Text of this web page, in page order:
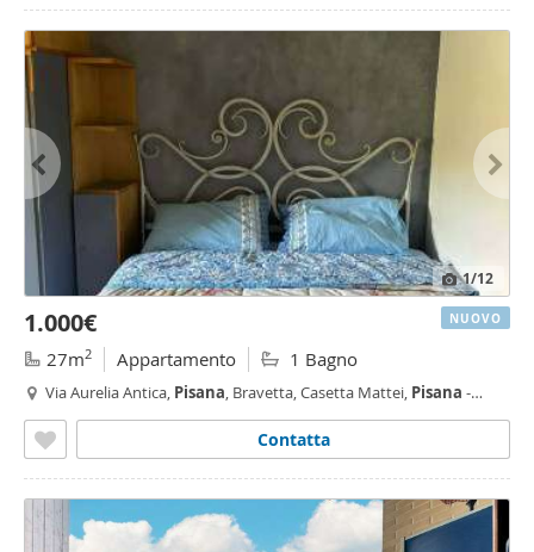
1/12
1.000€
27m2 Appartamento 1 Bagno
Via Aurelia Antica, Pisana, Bravetta, Casetta Mattei, Pisana -
Contatta
NUOVO